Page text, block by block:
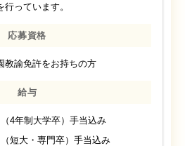
っています。
応募資格
教諭免許をお持ちの方
給与
（4年制大学卒）手当込み
（短大・専門卒）手当込み